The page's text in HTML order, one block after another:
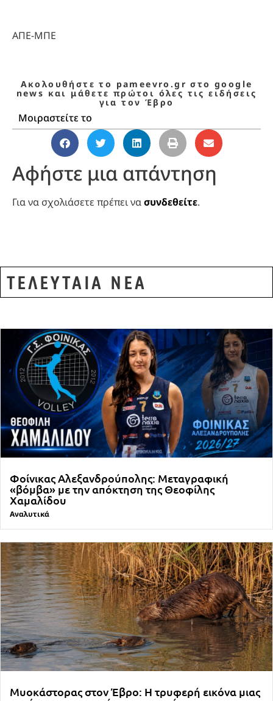
ΑΠΕ-ΜΠΕ
Ακολουθήστε το pameevro.gr στο google
news και μάθετε πρώτοι όλες τις ειδήσεις
για τον Έβρο
Μοιραστείτε το
Αφήστε μια απάντηση
Για να σχολιάσετε πρέπει νασυνδεθείτε.
ΤΕΛΕΥΤΑΙΑ ΝΕΑ
Φοίνικας Αλεξανδρούπολης: Μεταγραφική
«βόμβα» με την απόκτηση της Θεοφίλης
Χαμαλίδου
Αναλυτικά
Μυοκάστορας στον Έβρο: Η τρυφερή εικόνα μιας